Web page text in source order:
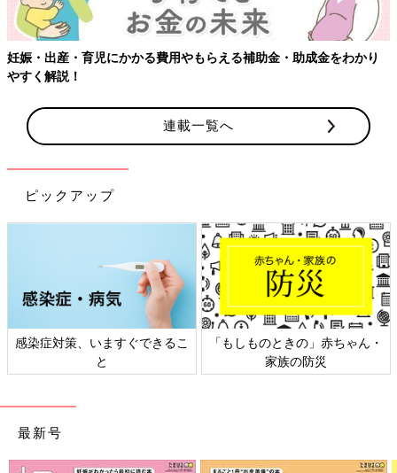
【ワクチン接種できるものも】妊婦の感染症対策、知っておいて！
連載一覧へ
ピックアップ
日本外来小児科学会リーフレッ
ト検討会
六星占術 細木かおりさんの人生
相談
最新号